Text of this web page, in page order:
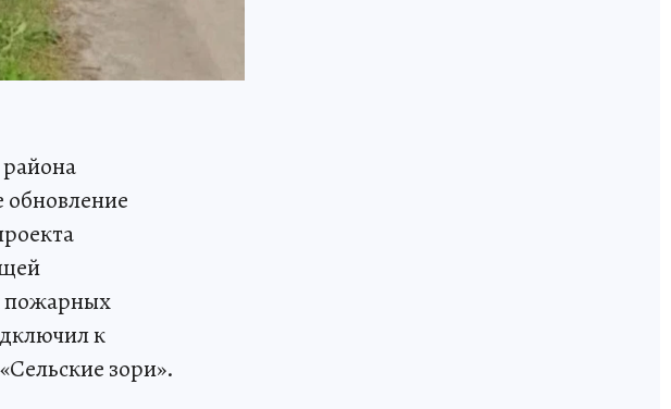
пожарных
к
зори».